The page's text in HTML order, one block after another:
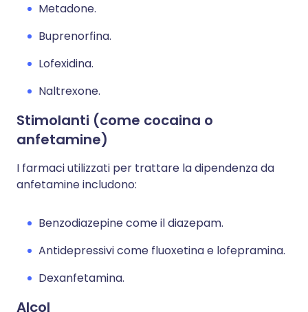
Metadone.
Buprenorfina.
Lofexidina.
Naltrexone.
Stimolanti (come cocaina o
anfetamine)
I farmaci utilizzati per trattare la dipendenza da
anfetamine includono:
Benzodiazepine come il diazepam.
Antidepressivi come fluoxetina e lofepramina.
Dexanfetamina.
Alcol